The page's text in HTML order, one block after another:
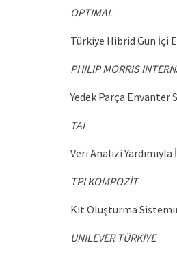
OPTIMAL
Türkiye Hibrid Gün İçi
PHILIP MORRIS
Yedek Parça
TAI
Veri Analizi
TPI KOMPOZİT
Kit Oluşturma
UNILEVER TÜRKİYE